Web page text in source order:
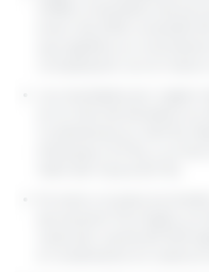
enero de 2025 consolidó
en el nivel de beneficio
canal dio cuenta de 92,9